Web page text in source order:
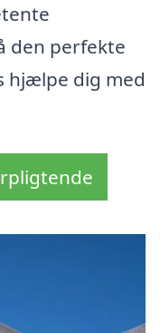
den perfekte
hjælpe dig med